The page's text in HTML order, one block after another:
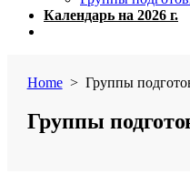
Календарь на 2026 г.
Home> Группы
Группы